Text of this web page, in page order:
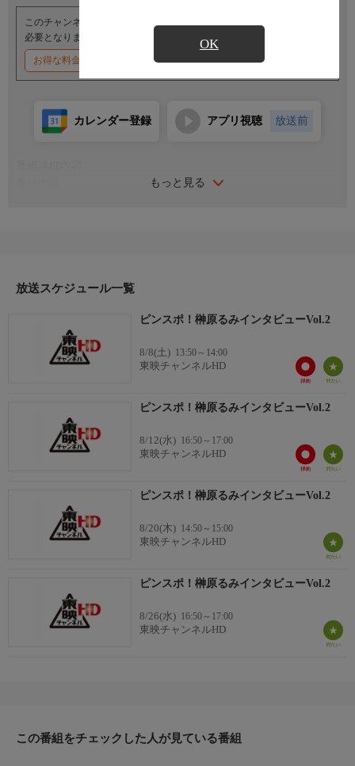
OK
このチャンネルのご視聴には、オプションチャンネル(有料)のご契約が
必要となります。
お得な料金割引キャンペーン実施中
もっと見る
カレンダー登録 アプリ視聴 放送前
放送スケジュール一覧
ピンスポ！榊原るみインタビューVol.2
8/8(土) 13:50～14:00
東映チャンネルHD
ピンスポ！榊原るみインタビューVol.2
8/12(水) 16:50～17:00
東映チャンネルHD
ピンスポ！榊原るみインタビューVol.2
8/20(木) 14:50～15:00
東映チャンネルHD
ピンスポ！榊原るみインタビューVol.2
8/26(水) 16:50～17:00
東映チャンネルHD
この番組をチェックした人が見ている番組